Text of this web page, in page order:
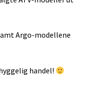
Argo-modellene
handel!